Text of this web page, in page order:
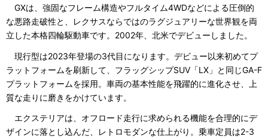
GXは、強固なフレーム構造やフルタイム4WDなどによる圧倒的
な悪路走破性と、レクサスならではのラグジュアリーな世界観を両
立した本格四輪駆動車です。2002年、北米でデビューしました。
現行型は2023年登場の3代目になります。デビュー以来初めてプ
ラットフォームを刷新して、フラッグシップSUV「LX」と同じGA-F
プラットフォームを採用。車両の基本性能を飛躍的に進化させ、上
質な走りに磨きをかけています。
エクステリアは、オフロード走行に求められる機能を合理的にデ
ザインに落とし込んだ、レトロモダンな仕上がり。乗車定員は2-3